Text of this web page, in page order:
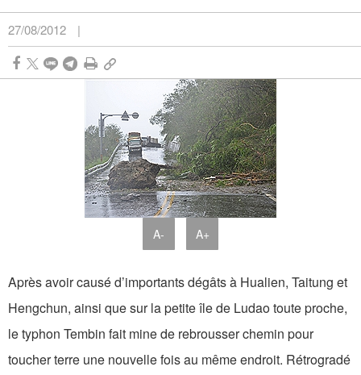
27/08/2012 |
A- A+
Après avoir causé d’importants dégâts à Hualien, Taitung et
Hengchun, ainsi que sur la petite île de Ludao toute proche,
le typhon Tembin fait mine de rebrousser chemin pour
toucher terre une nouvelle fois au même endroit. Rétrogradé